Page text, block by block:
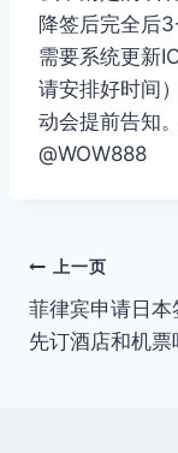
降签后完全后
需要系统更新
请安排好时间
动会提前告知
@WOW888
文
章
上一页
菲律宾申请日本
先订酒店和机票